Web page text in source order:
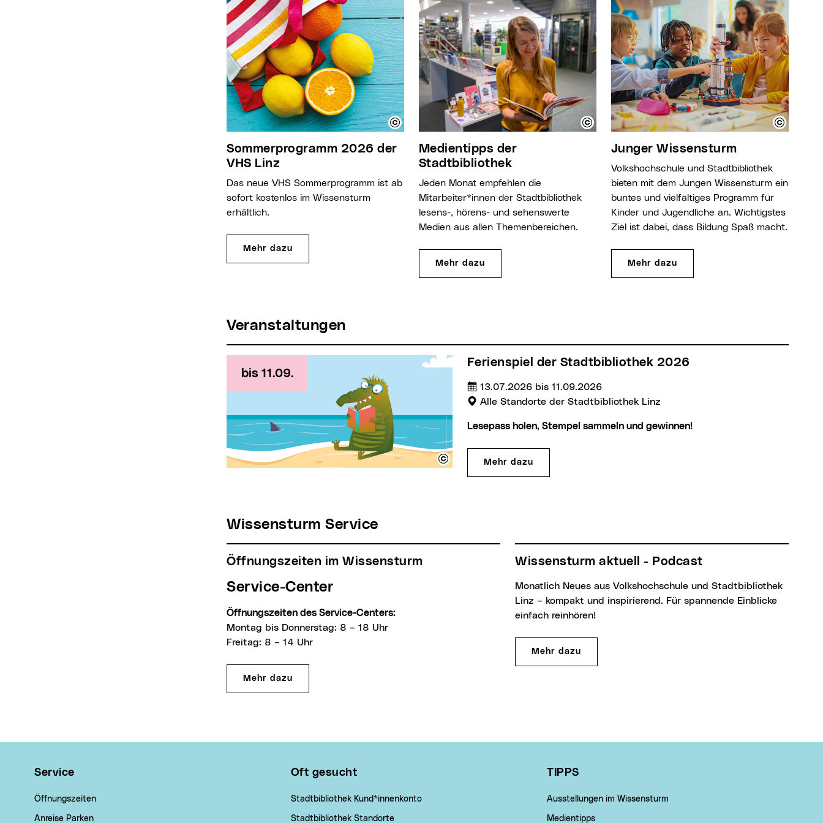
Sommerprogramm 2026 der
VHS Linz
Das neue VHS Sommerprogramm ist ab
sofort kostenlos im Wissensturm
erhältlich.
Mehr dazu
Medientipps der
Stadtbibliothek
Jeden Monat empfehlen die
Mitarbeiter*innen der Stadtbibliothek
lesens-, hörens- und sehenswerte
Medien aus allen Themenbereichen.
Mehr dazu
Junger Wissensturm
Volkshochschule und Stadtbibliothek
bieten mit dem Jungen Wissensturm ein
buntes und vielfältiges Programm für
Kinder und Jugendliche an. Wichtigstes
Ziel ist dabei, dass Bildung Spaß macht.
Mehr dazu
Veranstaltungen
Ferienspiel der Stadtbibliothek 2026
Termin:
13.07.2026 bis 11.09.2026
Veranstaltungsort:
Alle Standorte der Stadtbibliothek Linz
Lesepass holen, Stempel sammeln und gewinnen!
Mehr dazu
bis 11.09.
Wissensturm Service
Öffnungszeiten im Wissensturm
Service-Center
Öffnungszeiten des Service-Centers:
Montag bis Donnerstag: 8 – 18 Uhr
Freitag: 8 – 14 Uhr
Mehr dazu
Wissensturm aktuell - Podcast
Monatlich Neues aus Volkshochschule und Stadtbibliothek
Linz – kompakt und inspirierend. Für spannende Einblicke
einfach reinhören!
Mehr dazu
Service
Öffnungszeiten
Anreise Parken
Oft gesucht
Stadtbibliothek Kund*innenkonto
Stadtbibliothek Standorte
TIPPS
Ausstellungen im Wissensturm
Medientipps